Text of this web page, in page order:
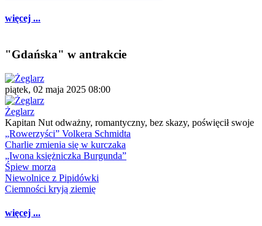
więcej ...
"Gdańska" w antrakcie
piątek, 02 maja 2025 08:00
Żeglarz
Kapitan Nut odważny, romantyczny, bez skazy, poświęcił swoje
„Rowerzyści” Volkera Schmidta
Charlie zmienia się w kurczaka
„Iwona księżniczka Burgunda”
Śpiew morza
Niewolnice z Pipidówki
Ciemności kryją ziemię
więcej ...